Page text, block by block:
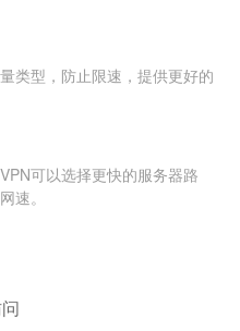
类型，防止限速，提供更好的
可以选择更快的服务器路
速。